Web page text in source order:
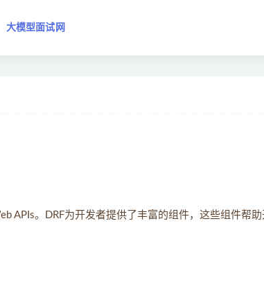
大模型面试网
APIs。DRF为开发者提供了丰富的组件，这些组件帮